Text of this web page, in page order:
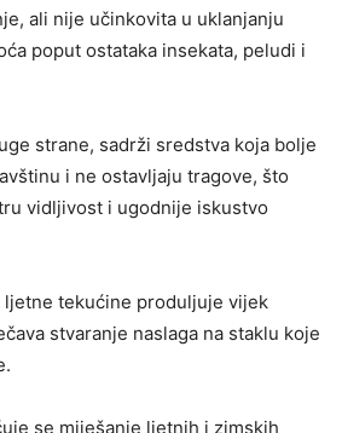
ali nije učinkovita u uklanjanju
poput ostataka insekata, peludi i
strane, sadrži sredstva koja bolje
i ne ostavljaju tragove, što
vidljivost i ugodnije iskustvo
ljetne tekućine produljuje vijek
stvaranje naslaga na staklu koje
se miješanje ljetnih i zimskih